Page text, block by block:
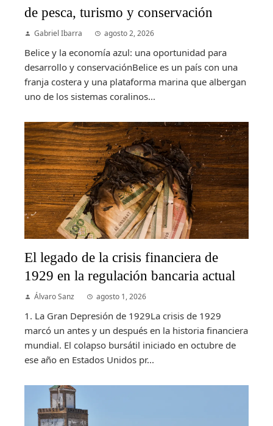
de pesca, turismo y conservación
Gabriel Ibarra agosto 2, 2026
Belice y la economía azul: una oportunidad para
desarrollo y conservaciónBelice es un país con una
franja costera y una plataforma marina que albergan
uno de los sistemas coralinos...
El legado de la crisis financiera de
1929 en la regulación bancaria actual
Álvaro Sanz agosto 1, 2026
1. La Gran Depresión de 1929La crisis de 1929
marcó un antes y un después en la historia financiera
mundial. El colapso bursátil iniciado en octubre de
ese año en Estados Unidos pr...